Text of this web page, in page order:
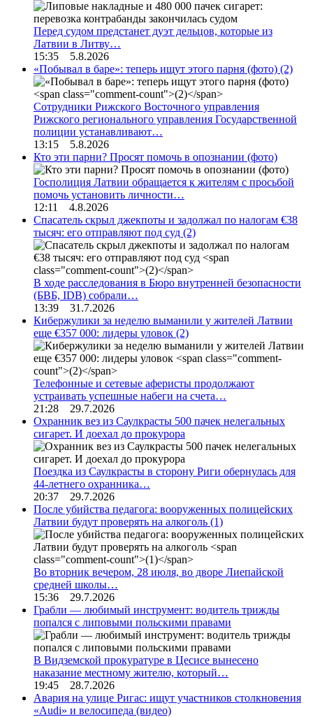
Перед судом предстанет дуэт дельцов, которые из
Латвии в Литву…
15:35 5.8.2026
«Побывал в баре»: теперь ищут этого парня (фото) (2)
Сотрудники Рижского Восточного управления
Рижского регионального управления Государственной
полиции устанавливают…
13:15 5.8.2026
Кто эти парни? Просят помочь в опознании (фото)
Госполиция Латвии обращается к жителям с просьбой
помочь установить личности…
12:11 4.8.2026
Спасатель скрыл джекпоты и задолжал по налогам €38
тысяч: его отправляют под суд (2)
В ходе расследования в Бюро внутренней безопасности
(БВБ, IDB) собрали…
13:39 31.7.2026
Кибержулики за неделю выманили у жителей Латвии
еще €357 000: лидеры уловок (2)
Телефонные и сетевые аферисты продолжают
устраивать успешные набеги на счета…
21:28 29.7.2026
Охранник вез из Саулкрасты 500 пачек нелегальных
сигарет. И доехал до прокурора
Поездка из Саулкрасты в сторону Риги обернулась для
44-летнего охранника…
20:37 29.7.2026
После убийства педагога: вооруженных полицейских
Латвии будут проверять на алкоголь (1)
Во вторник вечером, 28 июля, во дворе Лиепайской
средней школы…
15:36 29.7.2026
Грабли — любимый инструмент: водитель трижды
попался с липовыми польскими правами
В Видземской прокуратуре в Цесисе вынесено
наказание местному жителю, который…
19:45 28.7.2026
Авария на улице Ригас: ищут участников столкновения
«Audi» и велосипеда (видео)